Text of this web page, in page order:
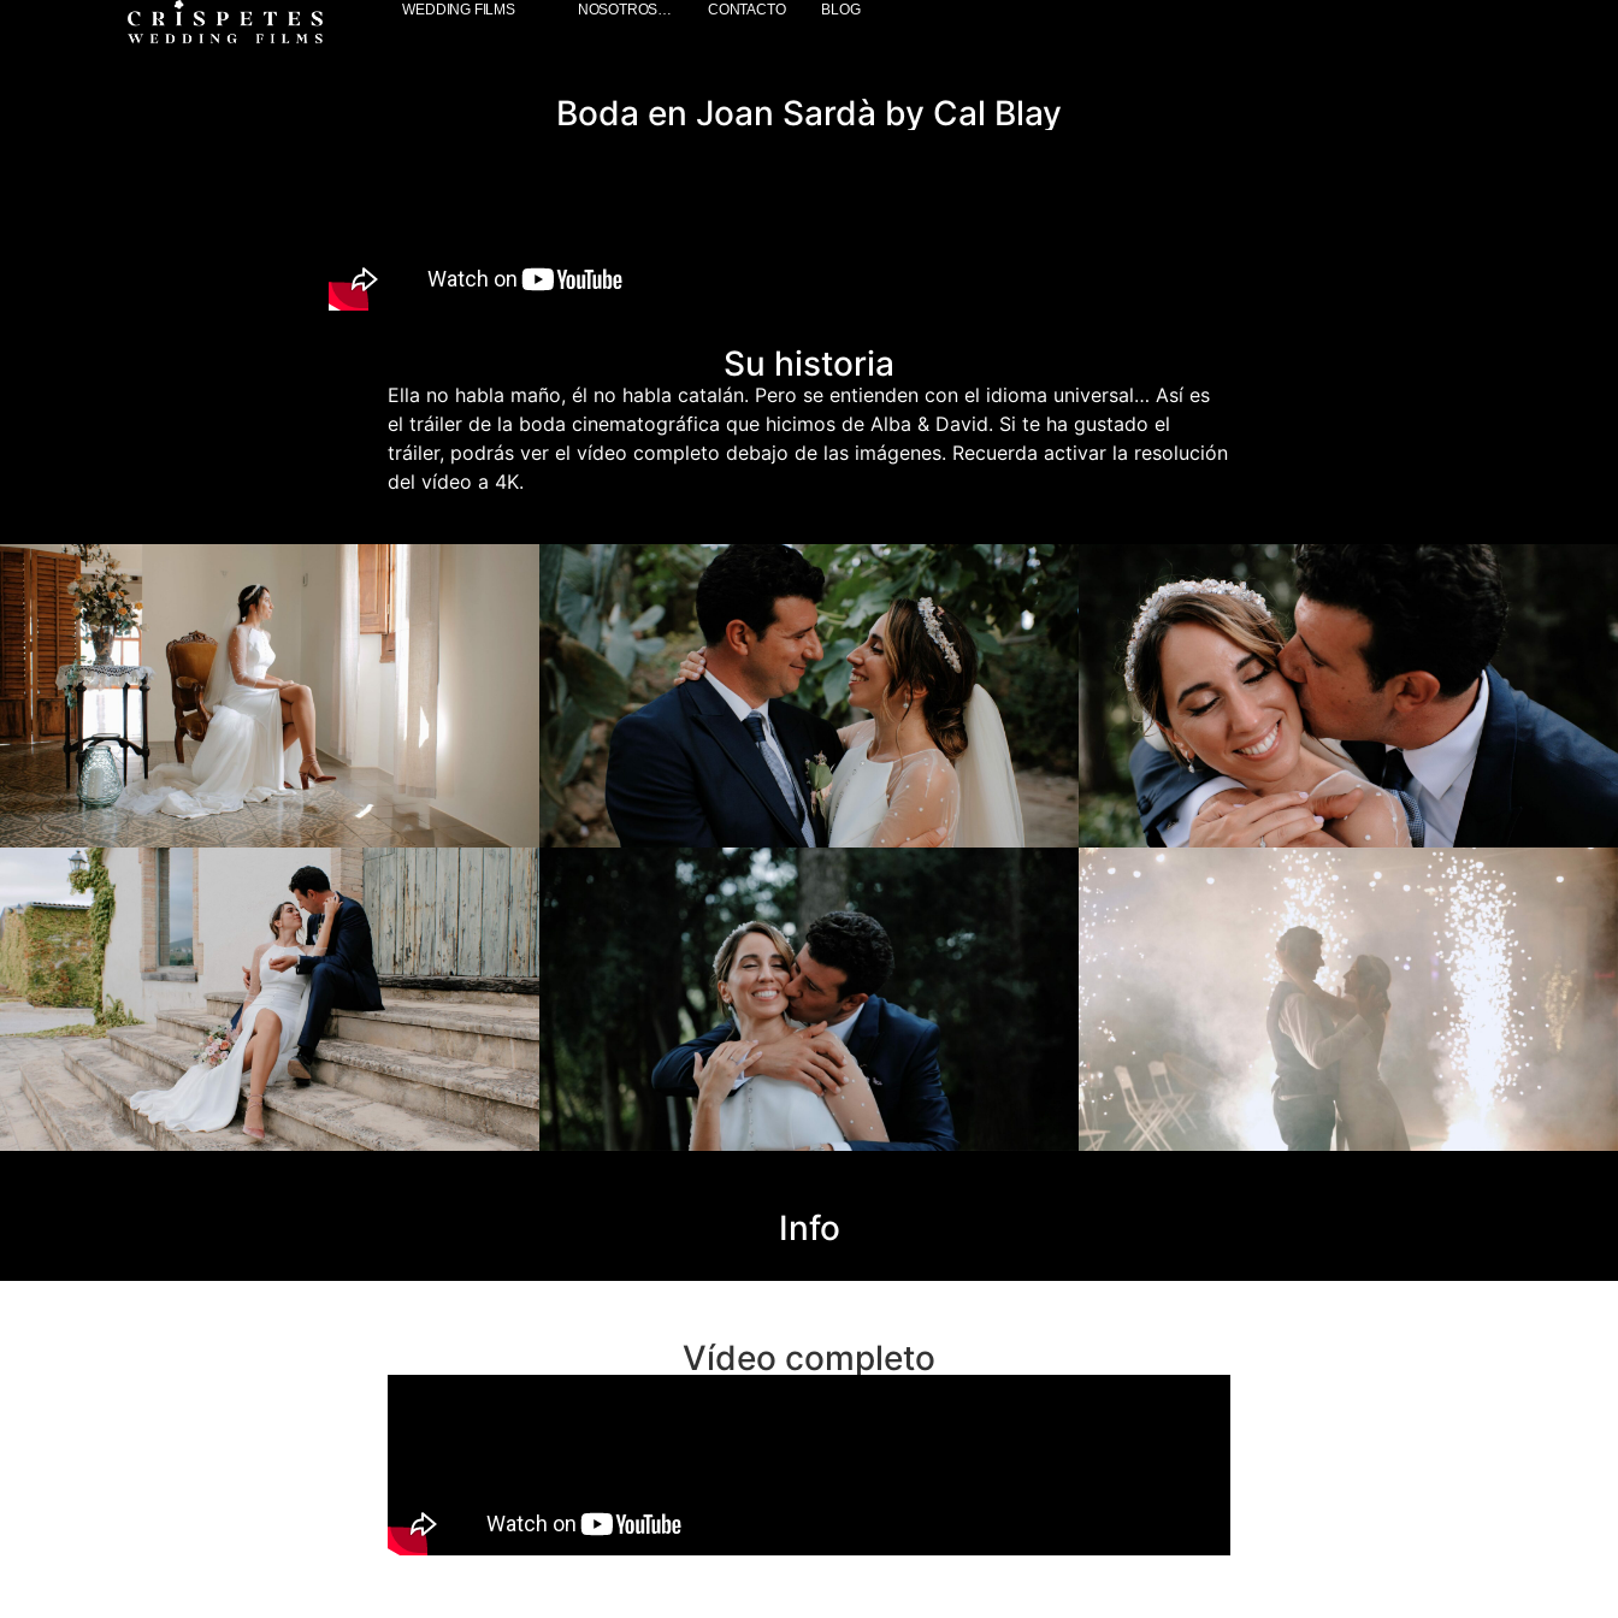
WEDDING FILMS NOSOTROS… CONTACTO BLOG
Boda en Joan Sardà by Cal Blay
Su historia
Ella no habla maño, él no habla catalán. Pero se entienden con el idioma universal… Así es
el tráiler de la boda cinematográfica que hicimos de Alba & David. Si te ha gustado el
tráiler, podrás ver el vídeo completo debajo de las imágenes. Recuerda activar la resolución
del vídeo a 4K.
Info
Vídeo completo